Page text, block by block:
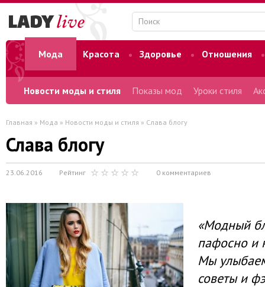
Мода Красота Здоровье
Отношения
Новости моды и стиля Показы мод Уроки стиля
Главная » Мода » Новости моды и стиля » Слава блогу
Слава блогу
23.06.2016 Рейтинг 0 комментариев
«Модный
пафосно и
Мы
советы и